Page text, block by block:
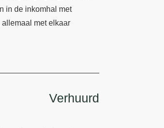
in de inkomhal met
met elkaar
Verhuurd